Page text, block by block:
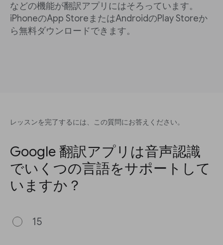
などの機能が翻訳アプリにはそろっています。
iPhoneのApp StoreまたはAndroidのPlay Storeか
ら無料ダウンロードできます。
レッスンを完了するには、この質問にお答えください。
Google 翻訳アプリは音声認識
でいくつの言語をサポートして
いますか？
15